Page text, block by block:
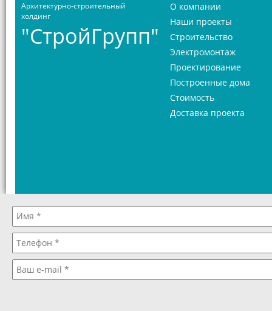
Архитектурно-строительный
холдинг
"СтройГрупп"
О компании
Наши проекты
Строительство
Электромонтаж
Проектирование
Построенные дома
Стоимость
Доставка проекта